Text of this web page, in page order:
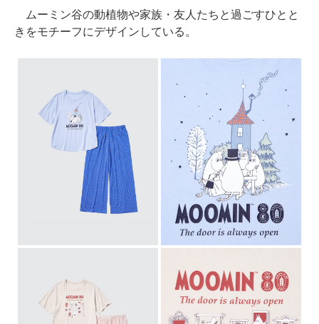
ムーミン谷の動植物や家族・友人たちと過ごすひとと
きをモチーフにデザインしている。